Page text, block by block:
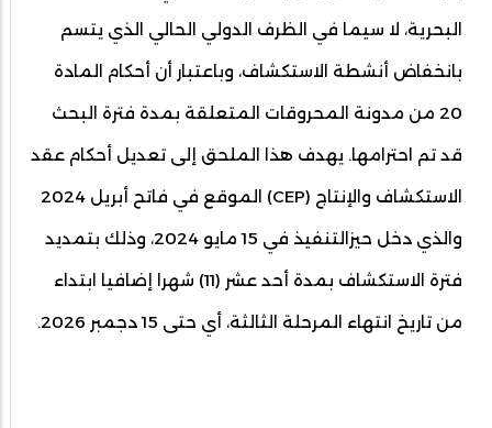
البحرية، لا سيما في الظرف الدولي الحالي الذي يتسم
بانخفاض أنشطة الاستكشاف، وباعتبار أن أحكام المادة
20 من مدونة المحروقات المتعلقة بمدة فترة البحث
قد تم احترامها. يهدف هذا الملحق إلى تعديل أحكام عقد
الاستكشاف والإنتاج (CEP) الموقع في فاتح أبريل 2024
والذي دخل حيزالتنفيذ في 15 مايو 2024، وذلك بتمديد
فترة الاستكشاف بمدة أحد عشر (11) شهرا إضافيا ابتداء
من تاريخ انتهاء المرحلة الثالثة، أي حتى 15 دجمبر 2026.